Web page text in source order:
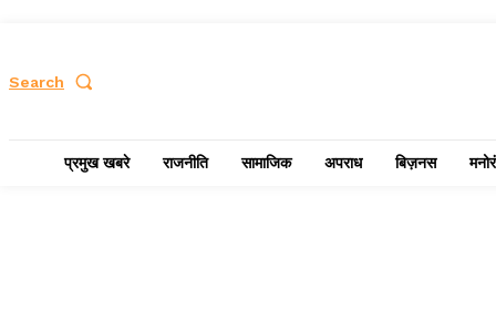
Search
प्रमुख खबरे राजनीति सामाजिक अपराध बिज़नस